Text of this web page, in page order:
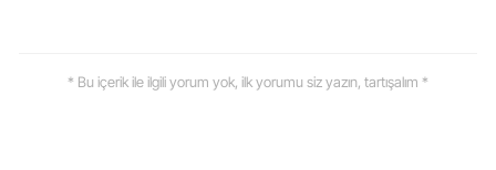
* Bu içerik ile ilgili yorum yok, ilk yorumu siz yazın, tartışalım *